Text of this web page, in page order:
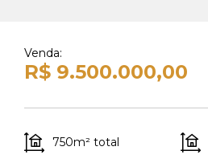
Venda:
R$ 9.500.000,00
750m² total